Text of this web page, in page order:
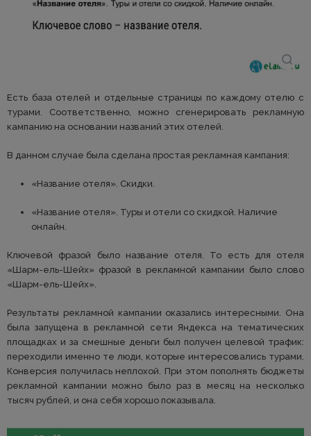
Есть база отелей и отдельные страницы по каждому отелю с
турами. Соответственно, можно сгенерировать рекламную
кампанию на основании названий этих отелей.
В данном случае была сделана простая рекламная кампания:
«Название отеля». Скидки.
«Название отеля». Туры и отели со скидкой. Наличие
онлайн.
Ключевой фразой было название отеля. То есть для отеля
«Шарм-ель-Шейх» фразой в рекламной кампании было слово
«Шарм-ель-Шейх».
Результаты рекламной кампании оказались интересными. Она
была запущена в рекламной сети Яндекса на тематических
площадках и за смешные деньги был получен целевой трафик:
переходили именно те люди, которые интересовались турами.
Конверсия получилась неплохой. При этом пополнять бюджеты
рекламной кампании можно было раз в месяц на несколько
тысяч рублей, и она себя хорошо показывала.